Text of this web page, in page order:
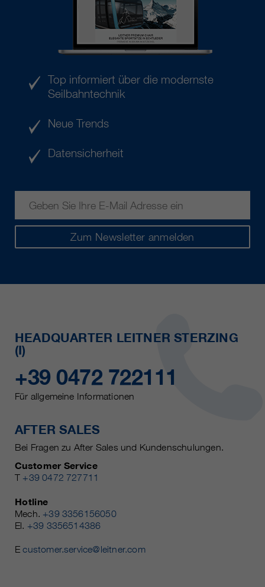
Zum Newsletter anmelden
Top informiert über die modernste
Seilbahntechnik
Neue Trends
Datensicherheit
HEADQUARTER LEITNER STERZING
(I)
+39 0472 722111
Für allgemeine Informationen
AFTER SALES
Bei Fragen zu After Sales und Kundenschulungen.
Customer Service
T +39 0472 727711
Hotline
Mech. +39 3356156050
El. +39 3356514386
Ecustomer.service@leitner.com